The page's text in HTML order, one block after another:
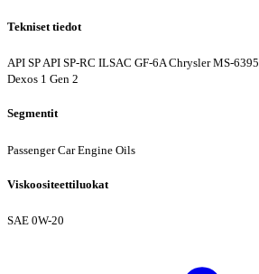
Tekniset tiedot
API SPAPI SP-RC ILSAC GF-6AChrysler MS-6395
Dexos 1 Gen 2
Segmentit
Passenger Car Engine Oils
Viskoositeettiluokat
SAE 0W-20